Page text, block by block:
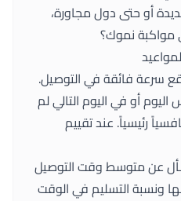
أو حتى دول مجاورة،
مواكبة نموك؟
سرعة فائقة في التوصيل.
أو في اليوم التالي لم
رئيسياً. عند تقييم
عن متوسط وقت التوصيل
ونسبة التسليم في الوقت